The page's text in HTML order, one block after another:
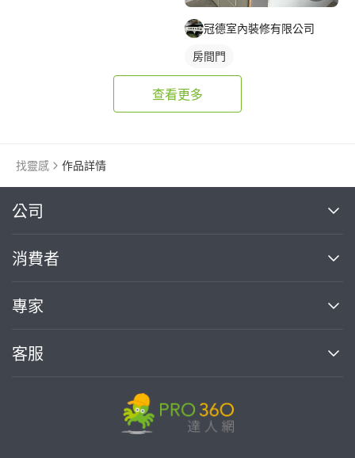
冠德室內裝修有限公司
房間門
查看更多
找靈感 作品詳情
公司
關於我們
部落格
加入我們
消費者
買服務
熱門服務
專家
案件中心
客服
繼續完成